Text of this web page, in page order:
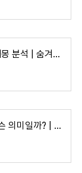
꿈에서 물건 잃어버리는 꿈 해몽 분석 | 숨겨진 뜻과 해석 모음
보석 꿈 해몽, 당신의 꿈은 무슨 의미일까? | 꿈해몽 꿈풀이 꿈해석 꿈의미